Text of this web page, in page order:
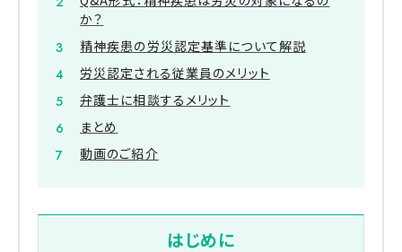
か？
精神疾患の労災認定基準について解説
労災認定される従業員のメリット
弁護士に相談するメリット
まとめ
動画のご紹介
はじめに